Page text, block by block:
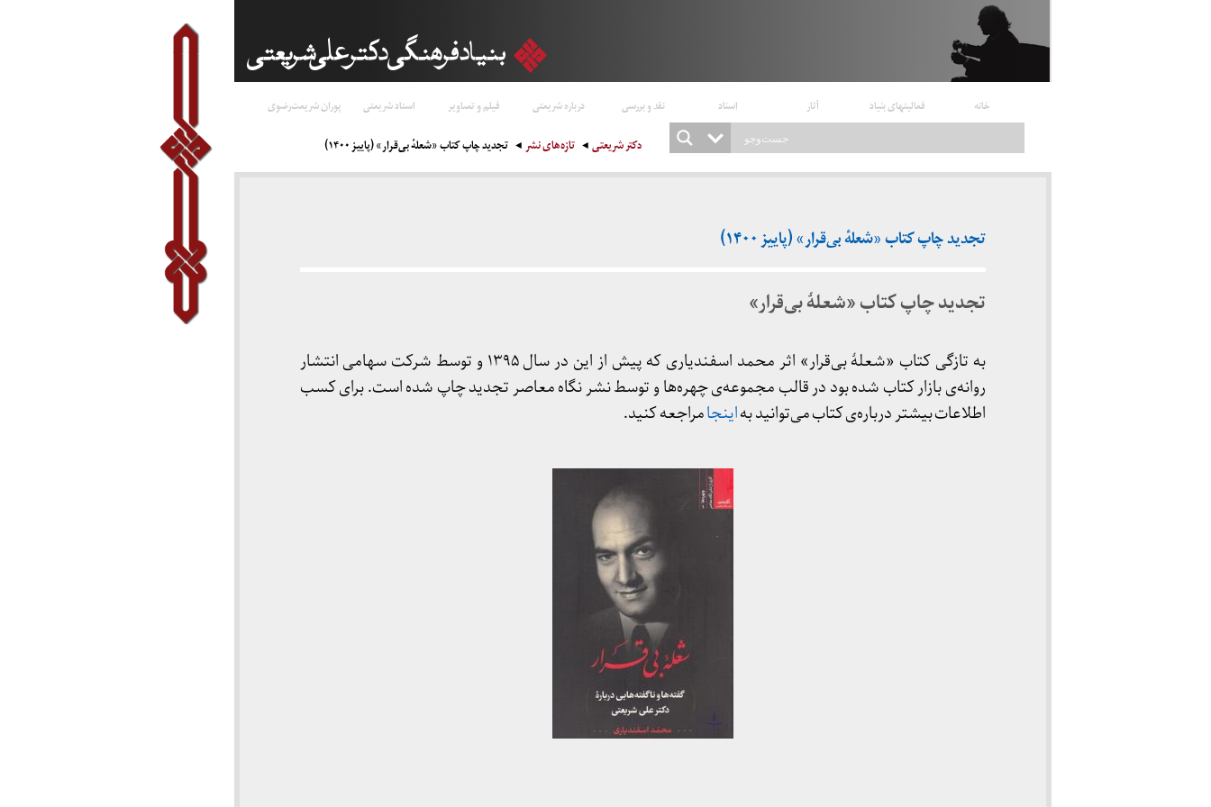
خانه فعالیتهای بنیاد آثار اسناد نقد و بررسی درباره شریعتی فیلم و تصاویر استاد شریعتی پوران شریعت‌رضوی
دکتر شریعتی تازه‌های نشر تجدید چاپ کتاب «شعلهٔ بی‌قرار» (پاییز ۱۴۰۰)
تجدید چاپ کتاب «شعلهٔ بی‌قرار» (پاییز ۱۴۰۰)
تجدید چاپ کتاب «شعلهٔ بی‌قرار»
به تازگی کتاب «شعلهٔ بی‌قرار» اثر محمد اسفندیاری که پیش از این در سال ۱۳۹۵ و توسط شرکت سهامی انتشار
روانه‌ی بازار کتاب شده بود در قالب مجموعه‌ی چهره‌ها و توسط نشر نگاه معاصر تجدید چاپ شده است. برای کسب
اطلاعات بیشتر درباره‌ی کتاب می‌توانید بهاینجامراجعه کنید.